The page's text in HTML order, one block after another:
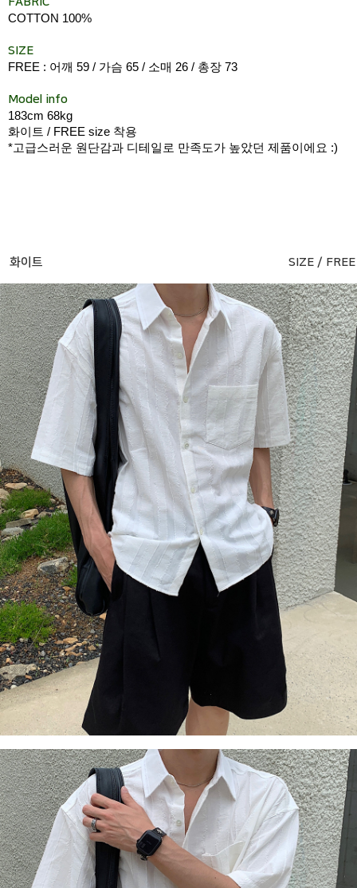
COTTON 100%
SIZE
FREE : 어깨 59 / 가슴 65 / 소매 26 / 총장 73
Model info
183cm 68kg
화이트 / FREE size 착용
*고급스러운 원단감과 디테일로 만족도가 높았던 제품이에요 :)
화이트 SIZE / FREE